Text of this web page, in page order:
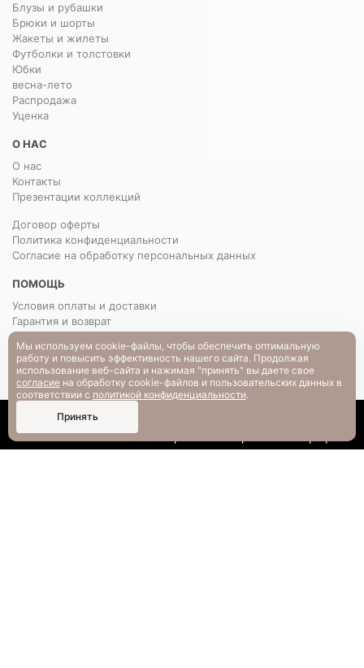
Каталог Поиск
Блузы и рубашки
Брюки и шорты
Жакеты и жилеты
Футболки и толстовки
Юбки
весна-лето
Распродажа
Уценка
О НАС
О нас
Контакты
Презентации коллекций
Договор оферты
Политика конфиденциальности
Согласие на обработку персональных данных
ПОМОЩЬ
Условия оплаты и доставки
Гарантия и возврат
РАЗМЕРНАЯ СЕТКА
Вопрос-ответ
Мы используем cookie-файлы, чтобы обеспечить оптимальную
работу и повысить эффективность нашего сайта. Продолжая
использование веб-сайта и нажимая "принять" вы даете свое
согласие на обработку cookie-файлов и пользовательских данных в
соответствии с политикой конфиденциальности.
Принять